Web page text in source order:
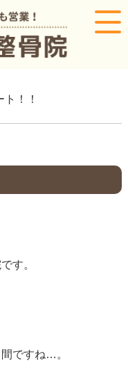
！！
す。
ですね…。